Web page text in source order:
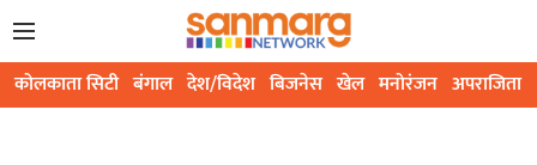
कोलकाता सिटी बंगाल देश/विदेश बिजनेस खेल मनोरंजन अपराजिता